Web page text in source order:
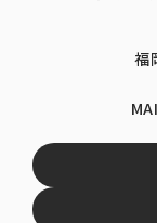
福